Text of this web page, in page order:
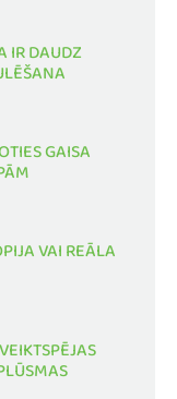
IR DAUDZ
GAISA
VAI REĀLA